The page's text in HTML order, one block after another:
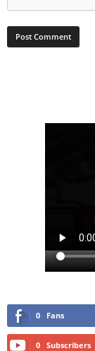
0 Fans
0 Subscribers